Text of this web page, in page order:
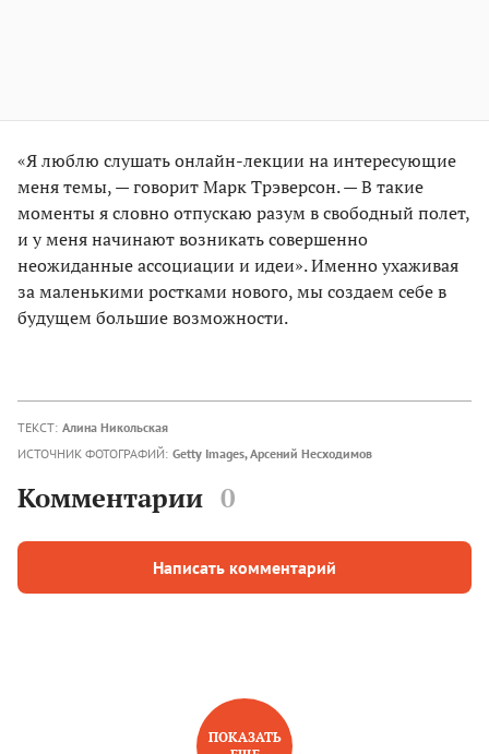
«Я люблю слушать онлайн-лекции на интересующие
меня темы, — говорит Марк Трэверсон. — В такие
моменты я словно отпускаю разум в свободный полет,
и у меня начинают возникать совершенно
неожиданные ассоциации и идеи». Именно ухаживая
за маленькими ростками нового, мы создаем себе в
будущем большие возможности.
ТЕКСТ: Алина Никольская
ИСТОЧНИК ФОТОГРАФИЙ: Getty Images, Арсений Несходимов
Комментарии 0
Написать комментарий
ПОКАЗАТЬ